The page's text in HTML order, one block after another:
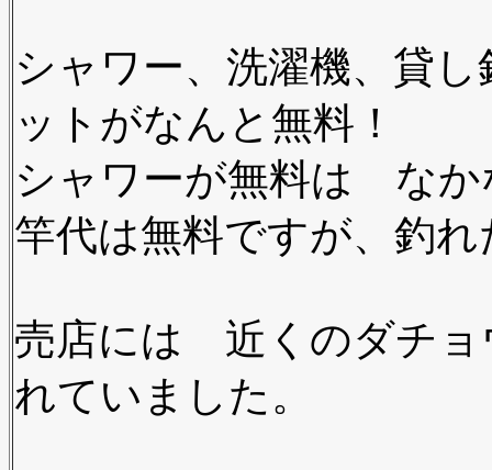
シャワー、洗濯機、貸
ットがなんと無料！
シャワーが無料は なか
竿代は無料ですが、釣
売店には 近くのダチョ
れていました。